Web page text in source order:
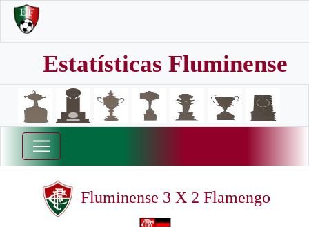
Estatísticas Fluminense
Fluminense 3 X 2 Flamengo